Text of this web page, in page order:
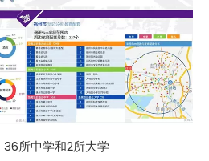
所中学和2所大学